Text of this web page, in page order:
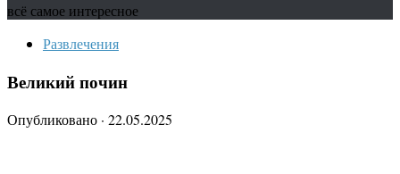
всё самое интересное
Развлечения
Великий почин
Опубликовано · 22.05.2025